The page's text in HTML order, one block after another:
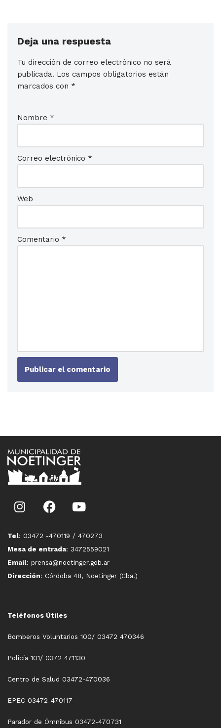
Deja una respuesta
Tu dirección de correo electrónico no será
publicada. Los campos obligatorios están
marcados con *
Nombre *
Correo electrónico *
Web
Comentario *
Tel: 03472 -470119 / 470273
Mesa de entrada: 3472559021
Email: prensa@noetinger.gob.ar
Dirección: Córdoba 48, Noetinger (Cba.)
Teléfonos Útiles
Bomberos Voluntarios 100/ 03472 470346
Policía 101/ 0372 471130
Centro de Salud 03472-470036
EPEC 03472-470117
Parador de Ómnibus 03472-470731